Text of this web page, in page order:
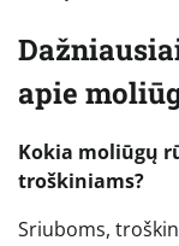
apie
Kokia moliūgų
troškiniams?
Sriuboms,